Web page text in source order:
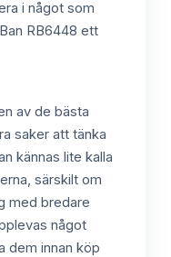
i något som
RB6448 ett
av de bästa
saker att tänka
kännas lite kalla
särskilt om
med bredare
något
dem innan köp